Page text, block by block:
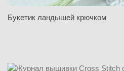
Букетик ландышей крючком